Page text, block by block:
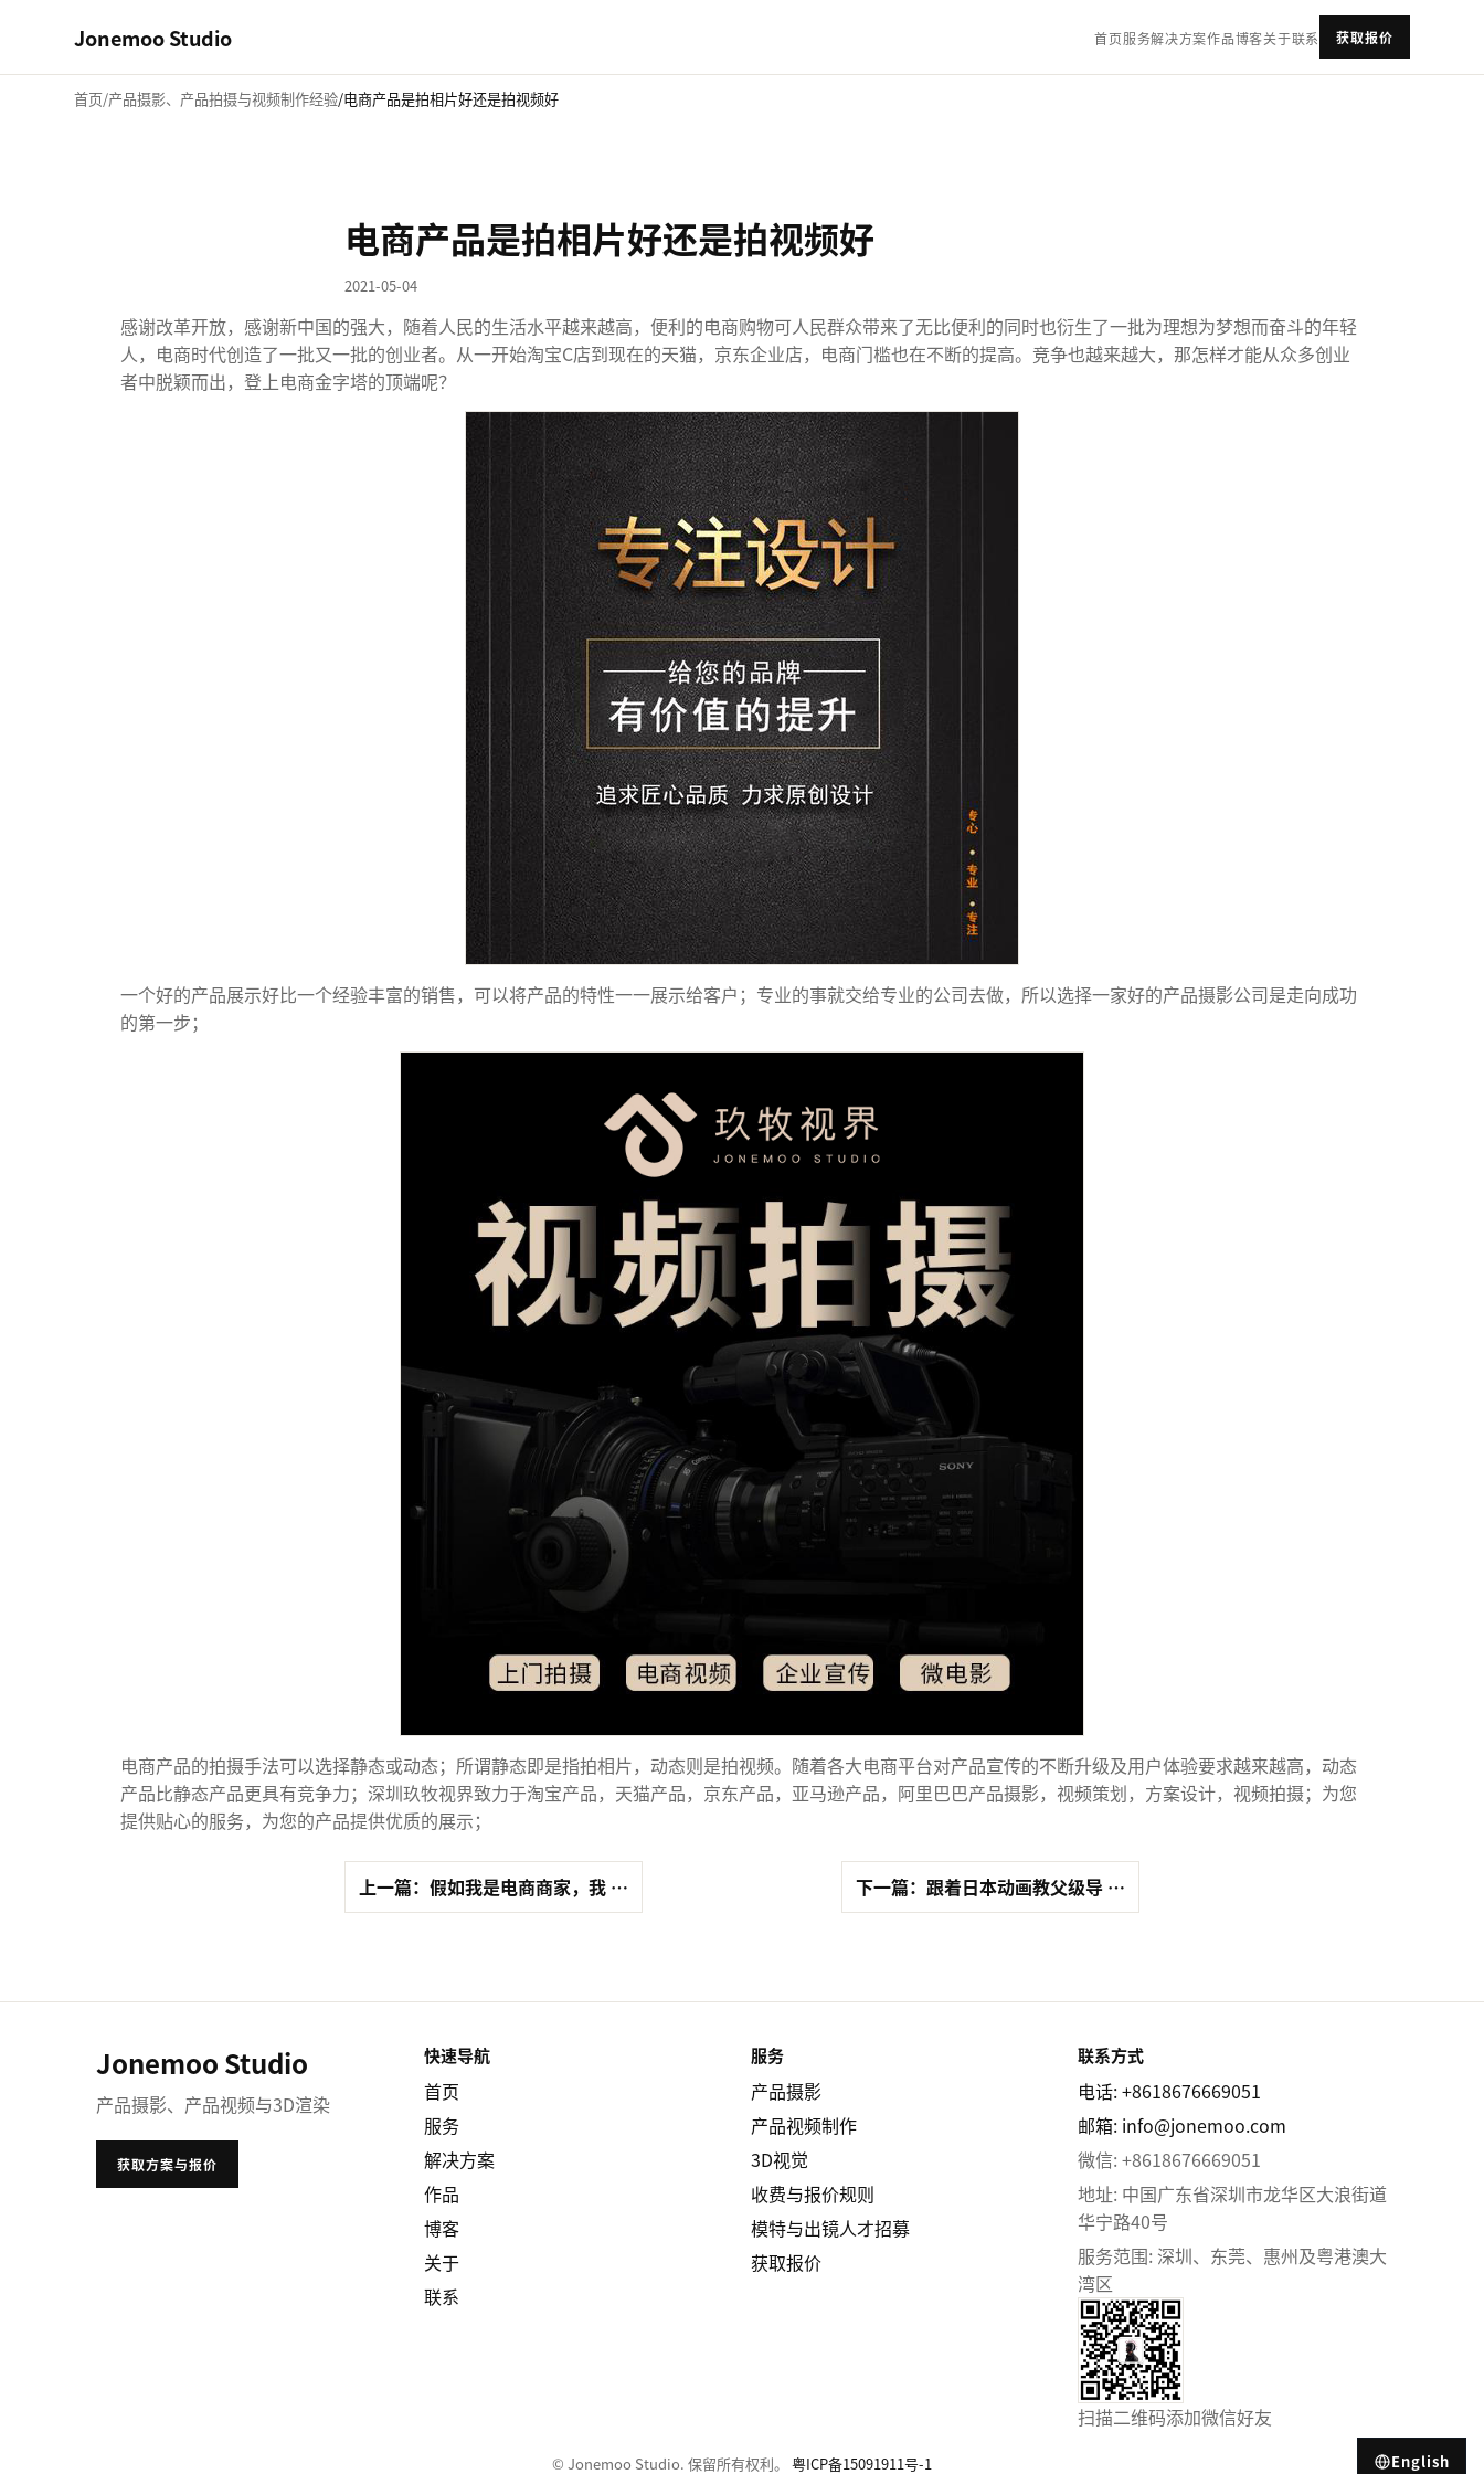
Jonemoo Studio 首页服务解决方案作品博客关于联系 获取报价
English
首页 产品摄影、产品拍摄与视频制作经验 电商产品是拍相片好还是拍视频好
电商产品是拍相片好还是拍视频好
2021-05-04
感谢改革开放，感谢新中国的强大，随着人民的生活水平越来越高，便利的电商购物可人民群众带来了无比便利的同时也衍生了一批为理想为梦想而奋斗的年轻
人，电商时代创造了一批又一批的创业者。从一开始淘宝C店到现在的天猫，京东企业店，电商门槛也在不断的提高。竞争也越来越大，那怎样才能从众多创业
者中脱颖而出，登上电商金字塔的顶端呢？
一个好的产品展示好比一个经验丰富的销售，可以将产品的特性一一展示给客户；专业的事就交给专业的公司去做，所以选择一家好的产品摄影公司是走向成功
的第一步；
电商产品的拍摄手法可以选择静态或动态；所谓静态即是指拍相片，动态则是拍视频。随着各大电商平台对产品宣传的不断升级及用户体验要求越来越高，动态
产品比静态产品更具有竞争力；深圳玖牧视界致力于淘宝产品，天猫产品，京东产品，亚马逊产品，阿里巴巴产品摄影，视频策划，方案设计，视频拍摄；为您
提供贴心的服务，为您的产品提供优质的展示；
上一篇：假如我是电商商家，我 … 下一篇：跟着日本动画教父级导 …
Jonemoo Studio
产品摄影、产品视频与3D渲染
获取方案与报价
快速导航
首页
服务
解决方案
作品
博客
关于
联系
服务
产品摄影
产品视频制作
3D视觉
收费与报价规则
模特与出镜人才招募
获取报价
联系方式
电话: +8618676669051
邮箱: info@jonemoo.com
微信: +8618676669051
地址: 中国广东省深圳市龙华区大浪街道
华宁路40号
服务范围: 深圳、东莞、惠州及粤港澳大
湾区
扫描二维码添加微信好友
© Jonemoo Studio. 保留所有权利。 粤ICP备15091911号-1